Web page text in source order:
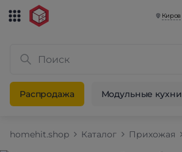
Киров
Распродажа Модульные кухни
homehit.shop Каталог Прихожая